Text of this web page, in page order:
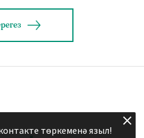
төркеменә языл!